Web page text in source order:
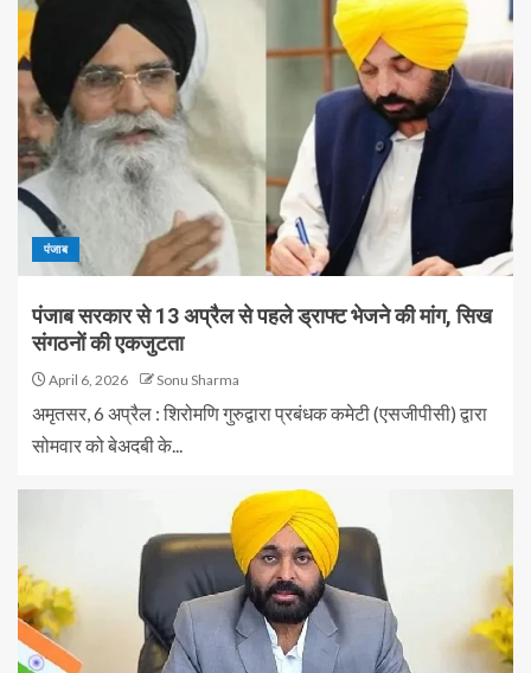
पंजाब
पंजाब सरकार से 13 अप्रैल से पहले ड्राफ्ट भेजने की मांग, सिख
संगठनों की एकजुटता
April 6, 2026 Sonu Sharma
अमृतसर, 6 अप्रैल : शिरोमणि गुरुद्वारा प्रबंधक कमेटी (एसजीपीसी) द्वारा
सोमवार को बेअदबी के...